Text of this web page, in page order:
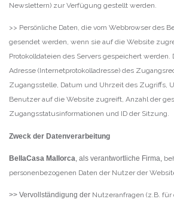
Newslettern) zur Verfügung gestellt werden.
>> Persönliche Daten, die vom Webbrowser des
gesendet werden, wenn sie auf die Website
Protokolldateien des Servers gespeichert werden.
Adresse (Internetprotokolladresse) des
Zugangsstelle, Datum und Uhrzeit des Zugriffs,
Benutzer auf die Website zugreift, Anzahl der
Zugangsstatusinformationen und ID der Sitzung.
Zweck der Datenverarbeitung
BellaCasa Mallorca, als verantwortliche Firma,
personenbezogenen Daten der Nutzer der
>> Vervollständigung der Nutzeranfragen (z.B. für